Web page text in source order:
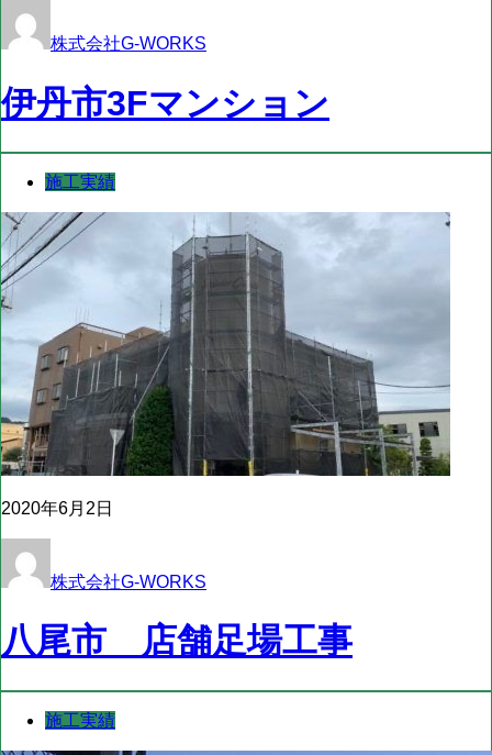
株式会社G-WORKS
伊丹市3Fマンション
施工実績
2020年6月2日
株式会社G-WORKS
八尾市 店舗足場工事
施工実績